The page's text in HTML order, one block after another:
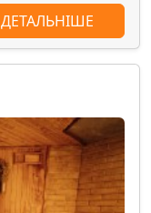
ДЕТАЛЬНІШЕ